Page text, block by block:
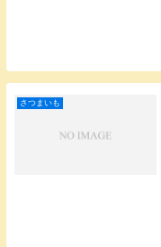
さつまいも